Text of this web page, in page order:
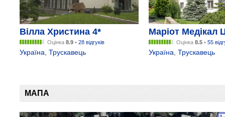
Вілла Христина 4*
Оцінка 8.9• 28 відгуків
Україна Трускавець
Маріот Медікал
Оцінка 8.5• 55
Україна Трускавець
МАПА